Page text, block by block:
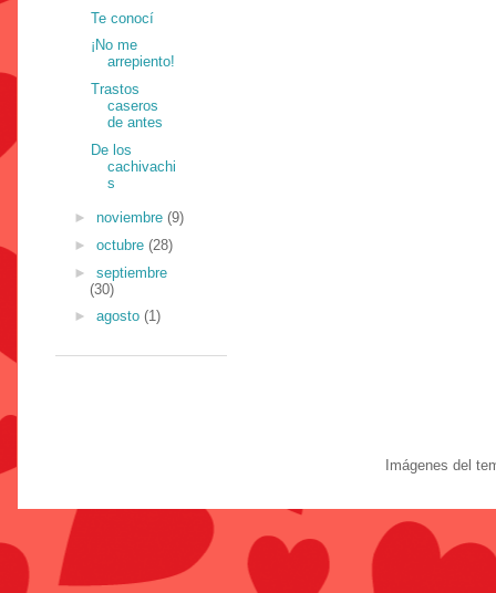
Te conocí
¡No me
arrepiento!
Trastos
caseros
de antes
De los
cachivachi
s
► noviembre (9)
► octubre (28)
► septiembre
(30)
► agosto (1)
Imágenes del